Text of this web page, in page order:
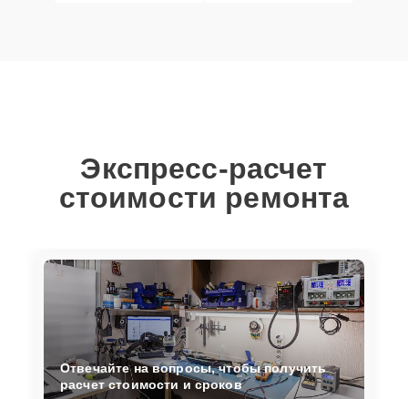
Экспресс-расчет
стоимости ремонта
Отвечайте на вопросы, чтобы получить
расчет стоимости и сроков